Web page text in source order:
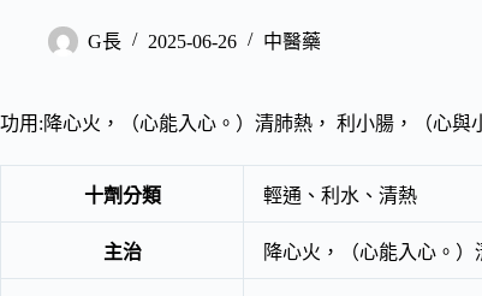
G長 2025-06-26 中醫藥
功用:降心火，（心能入心。）清肺熱， 利小腸，（心
十劑分類 輕通、利水、清熱
主治 降心火，（心能入心。